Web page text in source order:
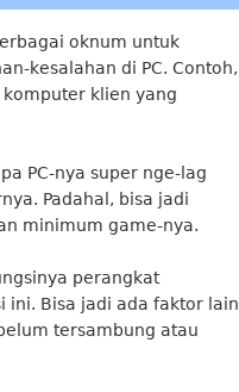
oknum untuk
kesalahan di PC. Contoh,
klien yang
PC-nya super nge-lag
Padahal, bisa jadi
minimum game-nya.
perangkat
ini. Bisa jadi ada faktor lain
tersambung atau